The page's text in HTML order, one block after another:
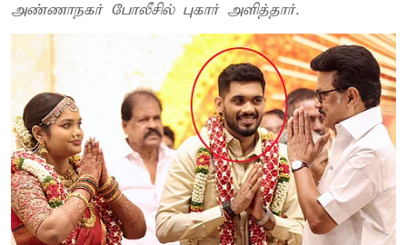
அண்ணாநகர் போலீசில் புகார் அளித்தார்.